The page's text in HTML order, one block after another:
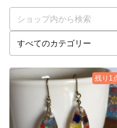
残り1